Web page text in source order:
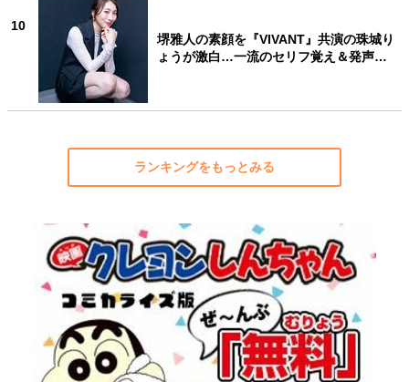
10
堺雅人の素顔を『VIVANT』共演の珠城り
ょうが激白…一流のセリフ覚え＆発声…
ランキングをもっとみる